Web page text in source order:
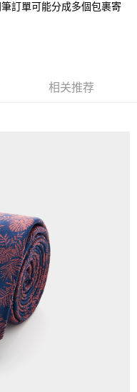
訂單可能分成多個包裹寄
相关推荐